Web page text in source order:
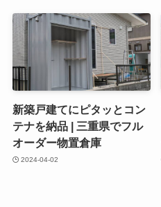
新築戸建てにピタッとコン
テナを納品 | 三重県でフル
オーダー物置倉庫
2024-04-02